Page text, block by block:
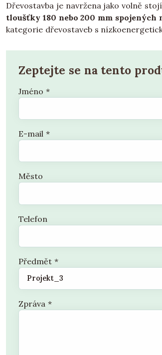
Dřevostavba je navržena jako volně
tloušťky 180 nebo 200 mm spojených
kategorie dřevostaveb s
Zeptejte se na tento
Jméno *
E-mail *
Město
Telefon
Předmět *
Zpráva *